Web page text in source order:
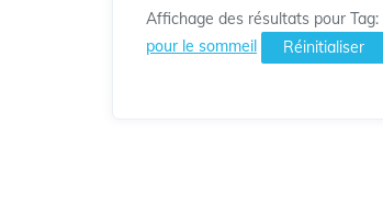
Affichage des résultats pour Tag:
pour le sommeil
Réinitialiser